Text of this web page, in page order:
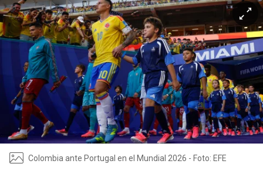
Colombia ante Portugal en el Mundial 2026 - Foto: EFE